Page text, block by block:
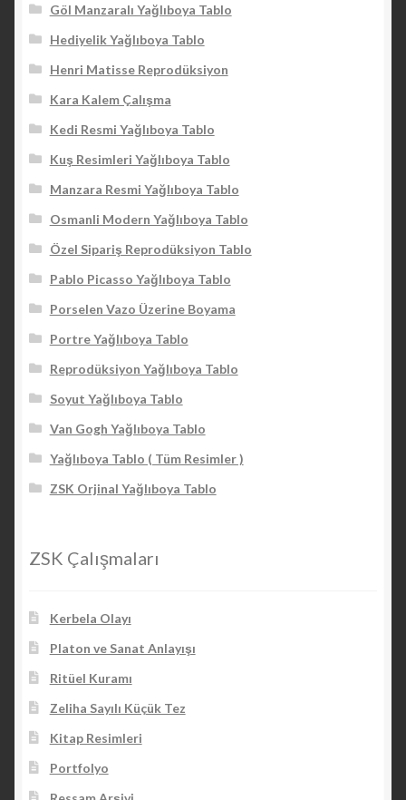
Göl Manzaralı Yağlıboya Tablo
Hediyelik Yağlıboya Tablo
Henri Matisse Reprodüksiyon
Kara Kalem Çalışma
Kedi Resmi Yağlıboya Tablo
Kuş Resimleri Yağlıboya Tablo
Manzara Resmi Yağlıboya Tablo
Osmanli Modern Yağlıboya Tablo
Özel Sipariş Reprodüksiyon Tablo
Pablo Picasso Yağlıboya Tablo
Porselen Vazo Üzerine Boyama
Portre Yağlıboya Tablo
Reprodüksiyon Yağlıboya Tablo
Soyut Yağlıboya Tablo
Van Gogh Yağlıboya Tablo
Yağlıboya Tablo ( Tüm Resimler )
ZSK Orjinal Yağlıboya Tablo
ZSK Çalışmaları
Kerbela Olayı
Platon ve Sanat Anlayışı
Ritüel Kuramı
Zeliha Sayılı Küçük Tez
Kitap Resimleri
Portfolyo